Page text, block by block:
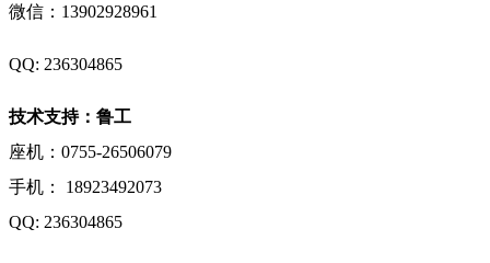
微信： 13902928961
QQ: 236304865
技术支持：鲁工
座机：0755-26506079
手机： 18923492073
QQ: 236304865